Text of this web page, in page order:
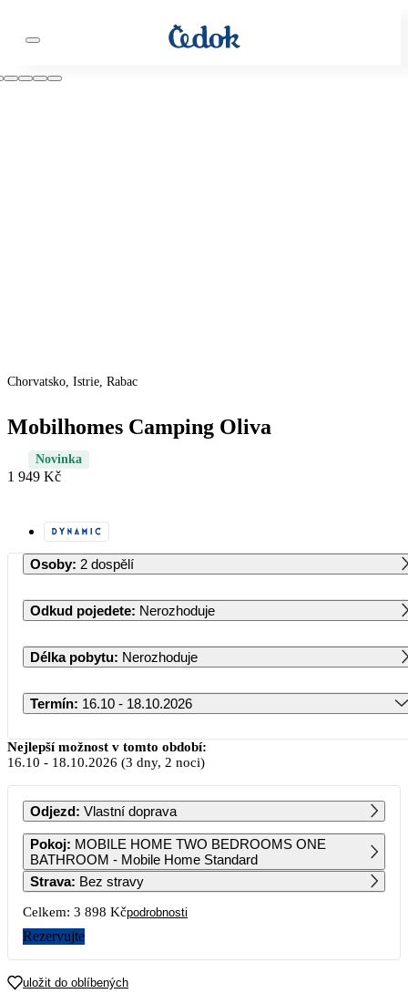
Chorvatsko, Istrie, Rabac
Mobilhomes Camping Oliva
Novinka
1 949 Kč
Osoby: 2 dospělí
Odkud pojedete: Nerozhoduje
Délka pobytu: Nerozhoduje
Termín: 16.10 - 18.10.2026
Říjen 2026
PO ÚT ST ČT PÁ SO NE
1
2 639
2
2 639
3
2 309
4
5 6
12
1 979
19 20
Nejlepší možnost v tomto období:
16.10 - 18.10.2026 (3 dny, 2 noci)
Odjezd: Vlastní doprava
Pokoj: MOBILE HOME TWO BEDROOMS ONE
BATHROOM - Mobile Home Standard
Strava: Bez stravy
Celkem: 3 898 Kčpodrobnosti
Rezervujte
uložit do oblíbených